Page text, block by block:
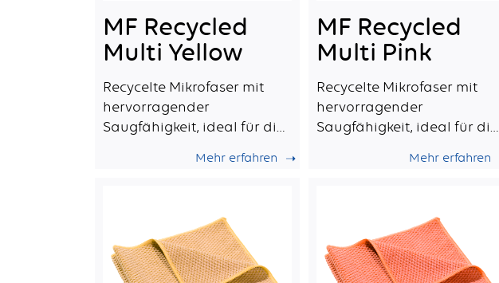
MF Recycled
Multi Yellow
Recycelte Mikrofaser mit
hervorragender
Saugfähigkeit, ideal für die
Mehr erfahren
MF Recycled
Multi Pink
Recycelte Mikrofaser mit
hervorragender
Saugfähigkeit, ideal für die
Mehr erfahren